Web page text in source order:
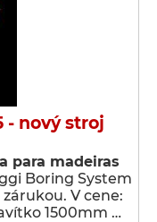
- nový stroj
para madeiras
Boring System
zárukou. V cene:
1500mm …